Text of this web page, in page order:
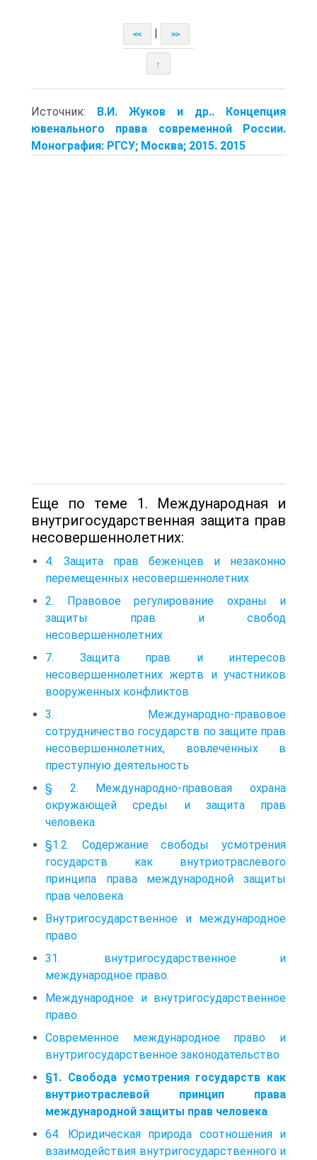
<< >>
↑
Источник: В.И. Жуков и др.. Концепция
ювенального права современной России.
Монография: РГСУ; Москва; 2015. 2015
Еще по теме 1. Международная и
внутригосударственная защита прав
несовершеннолетних:
4. Защита прав беженцев и незаконно
перемещенных несовершеннолетних
2. Правовое регулирование охраны и
защиты прав и свобод
несовершеннолетних
7. Защита прав и интересов
несовершеннолетних жертв и участников
вооруженных конфликтов
3. Международно‑правовое
сотрудничество государств по защите прав
несовершеннолетних, вовлечённых в
преступную деятельность
§ 2. Международно-правовая охрана
окружающей среды и защита прав
человека
§1.2. Содержание свободы усмотрения
государств как внутриотраслевого
принципа права международной защиты
прав человека
Внутригосударственное и международное
право
31. внутригосударственное и
международное право.
Международное и внутригосударственное
право
Современное международное право и
внутригосударственное законодательство
§1. Свобода усмотрения государств как
внутриотраслевой принцип права
международной защиты прав человека
64. Юридическая природа соотношения и
взаимодействия внутригосударственного и